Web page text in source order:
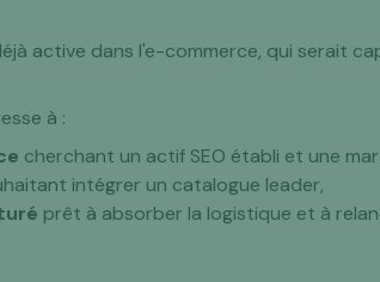
active dans l'e-commerce, qui serait
à :
cherchant un actif SEO établi et une
intégrer un catalogue leader,
prêt à absorber la logistique et à